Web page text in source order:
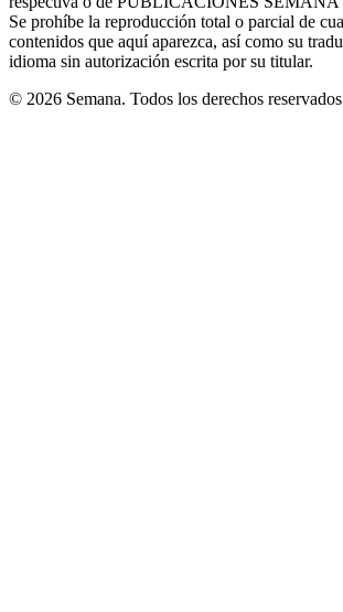
Se prohíbe la reproducción total o parcial de
contenidos que aquí aparezca, así como su
idioma sin autorización escrita por su titular.
© 2026 Semana. Todos los derechos